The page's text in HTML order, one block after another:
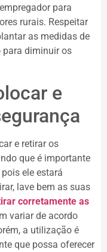
para
rurais. Respeitar
as medidas de
para diminuir os
e
e retirar os
que é importante
ele estará
lave bem as suas
corretamente as
variar de acordo
a utilização é
que possa oferecer